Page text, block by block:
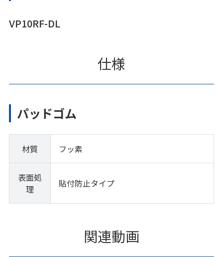
VP10RF-DL
仕様
パッドゴム
材質 フッ素
表面処
理
貼付防止タイプ
関連動画